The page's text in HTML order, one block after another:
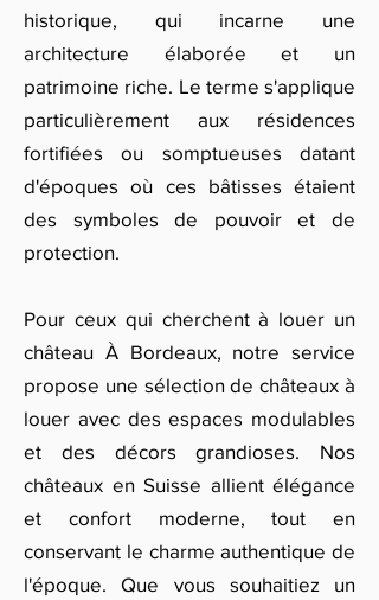
historique, qui incarne une
architecture élaborée et un
patrimoine riche. Le terme s'applique
particulièrement aux résidences
fortifiées ou somptueuses datant
d'époques où ces bâtisses étaient
des symboles de pouvoir et de
protection.
Pour ceux qui cherchent à louer un
château À Bordeaux, notre service
propose une sélection de châteaux à
louer avec des espaces modulables
et des décors grandioses. Nos
châteaux en Suisse allient élégance
et confort moderne, tout en
conservant le charme authentique de
l'époque. Que vous souhaitiez un